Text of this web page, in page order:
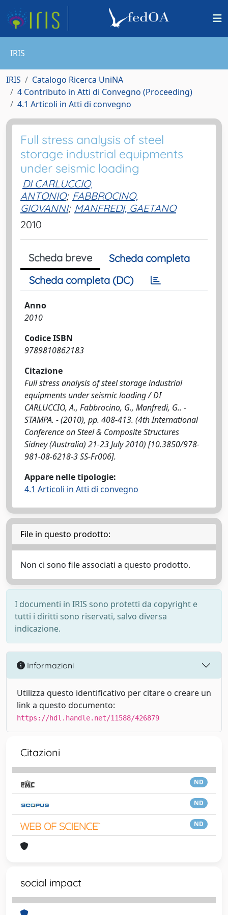
IRIS
IRIS
Catalogo Ricerca UniNA
4 Contributo in Atti di Convegno (Proceeding)
4.1 Articoli in Atti di convegno
Full stress analysis of steel
storage industrial equipments
under seismic loading
DI CARLUCCIO,
ANTONIO; FABBROCINO,
GIOVANNI; MANFREDI, GAETANO
2010
Scheda breve
Scheda completa
Scheda completa (DC)
Anno
2010
Codice ISBN
9789810862183
Citazione
Full stress analysis of steel storage industrial
equipments under seismic loading / DI
CARLUCCIO, A., Fabbrocino, G., Manfredi, G.. -
STAMPA. - (2010), pp. 408-413. (4th International
Conference on Steel & Composite Structures
Sidney (Australia) 21-23 July 2010) [10.3850/978-
981-08-6218-3 SS-Fr006].
Appare nelle tipologie:
4.1 Articoli in Atti di convegno
File in questo prodotto:
Non ci sono file associati a questo prodotto.
I documenti in IRIS sono protetti da copyright e
tutti i diritti sono riservati, salvo diversa
indicazione.
Informazioni
Utilizza questo identificativo per citare o creare un
link a questo documento:
https://hdl.handle.net/11588/426879
Citazioni
ND
ND
ND
social impact